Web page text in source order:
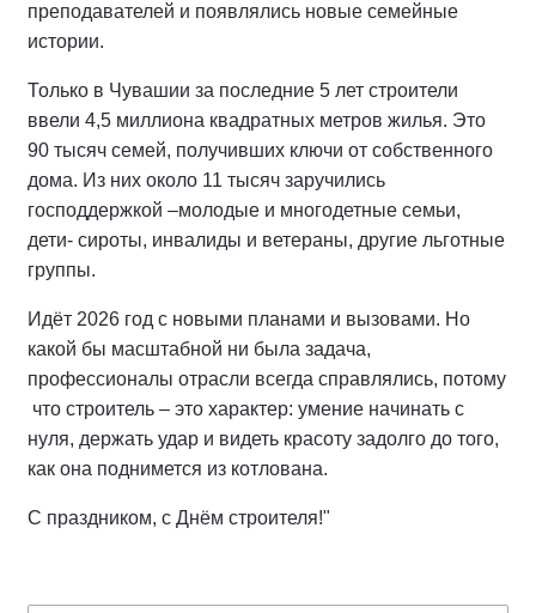
преподавателей и появлялись новые семейные
истории.
Только в Чувашии за последние 5 лет строители
ввели 4,5 миллиона квадратных метров жилья. Это
90 тысяч семей, получивших ключи от собственного
дома. Из них около 11 тысяч заручились
господдержкой –молодые и многодетные семьи,
дети- сироты, инвалиды и ветераны, другие льготные
группы.
Идёт 2026 год с новыми планами и вызовами. Но
какой бы масштабной ни была задача,
профессионалы отрасли всегда справлялись, потому
что строитель – это характер: умение начинать с
нуля, держать удар и видеть красоту задолго до того,
как она поднимется из котлована.
С праздником, с Днём строителя!"